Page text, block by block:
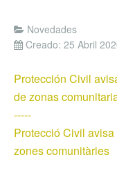
Novedades
Creado: 25 Abril
Protección Civil
de zonas
-----
Protecció Civil
zones comunitàries